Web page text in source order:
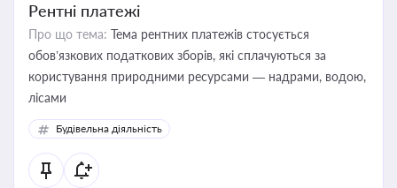
Рентні платежі
Про що тема: Тема рентних платежів стосується
обов’язкових податкових зборів, які сплачуються за
користування природними ресурсами — надрами, водою,
лісами
Будівельна діяльність